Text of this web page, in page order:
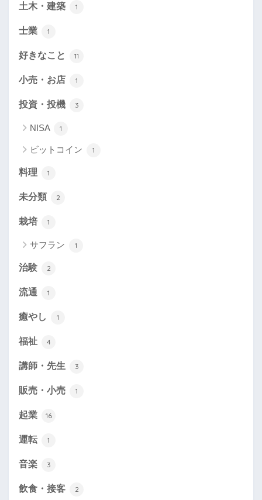
土木・建築 1
士業 1
好きなこと 11
小売・お店 1
投資・投機 3
NISA 1
ビットコイン 1
料理 1
未分類 2
栽培 1
サフラン 1
治験 2
流通 1
癒やし 1
福祉 4
講師・先生 3
販売・小売 1
起業 16
運転 1
音楽 3
飲食・接客 2